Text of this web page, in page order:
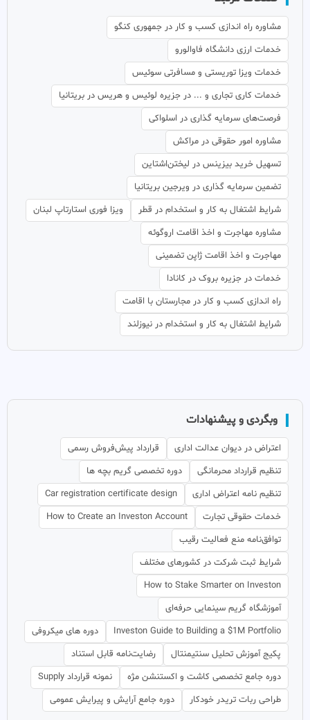
مشاوره راه اندازی کسب و کار در جمهوری کنگو
خدمات ارزی دانشگاه فاوالورو
خدمات ویزا توریستی و مسافرتی سوئیس
خدمات کاری تجاری و ... در جزیره لوئیس و هریس در بریتانیا
فرصت‌های سرمایه گذاری در اسلواکی
مشاوره امور حقوقی در مراکش
تسهیل خرید بیزینس در لیختن‌اشتاین
تضمین سرمایه گذاری در ویرجین بریتانیا
شرایط اشتغال به کار و استخدام در قطر
ویزا فوری استارتاپ لبنان
مشاوره مهاجرت و اخذ اقامت اروگوئه
مهاجرت و اخذ اقامت ژاپن تضمینی
خدمات در جزیره بروک در کانادا
راه اندازی کسب و کار در مجارستان با اقامت
شرایط اشتغال به کار و استخدام در نیوزلند
وبگردی و پیشنهادات
اعتراض در دیوان عدالت اداری
قرارداد پیش‌فروش رسمی
تنظیم قرارداد محرمانگی
دوره تخصصی گریم بچه ها
تنظیم نامه اعتراض اداری
Car registration certificate design
خدمات حقوقی تجارت
How to Create an Investon Account
توافق‌نامه منع فعالیت رقیب
شرایط ثبت شرکت در کشورهای مختلف
How to Stake Smarter on Investon
آموزشگاه گریم سینمایی حرفه‌ای
Investon Guide to Building a $1M Portfolio
دوره های میکروفی
پکیج آموزش تحلیل سنتیمنتال
رضایت‌نامه قابل استناد
دوره جامع تخصصی کاشت و اکستنشن مژه
نمونه قرارداد Supply
طراحی ربات تریدر خودکار
دوره جامع آرایش و پیرایش عمومی